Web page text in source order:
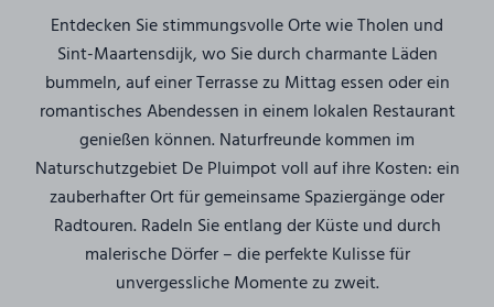
Entdecken Sie stimmungsvolle Orte wie Tholen und
Sint-Maartensdijk, wo Sie durch charmante Läden
bummeln, auf einer Terrasse zu Mittag essen oder ein
romantisches Abendessen in einem lokalen Restaurant
genießen können. Naturfreunde kommen im
Naturschutzgebiet De Pluimpot voll auf ihre Kosten: ein
zauberhafter Ort für gemeinsame Spaziergänge oder
Radtouren. Radeln Sie entlang der Küste und durch
malerische Dörfer – die perfekte Kulisse für
unvergessliche Momente zu zweit.